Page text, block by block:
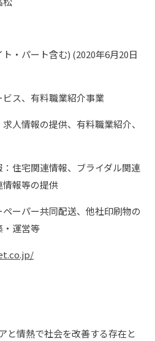
・パート含む) (2020年6月20日
ス、有料職業紹介事業
報の提供、有料職業紹介、
関連情報、ブライダル関連
報等の提供
ー共同配送、他社印刷物の
・運営等
と情熱で社会を改善する存在と